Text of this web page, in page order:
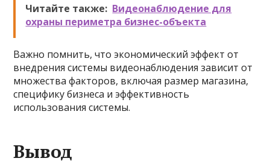
Читайте также: Видеонаблюдение для
охраны периметра бизнес-объекта
Важно помнить, что экономический эффект от
внедрения системы видеонаблюдения зависит от
множества факторов, включая размер магазина,
специфику бизнеса и эффективность
использования системы.
Вывод